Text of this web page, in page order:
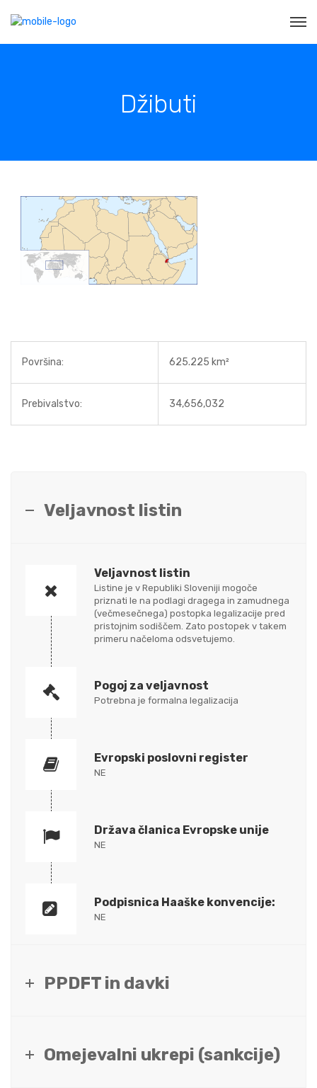
Džibuti
Površina: 625.225 km²
Prebivalstvo: 34,656,032
Veljavnost listin
Veljavnost listin
Listine je v Republiki Sloveniji mogoče
priznati le na podlagi dragega in zamudnega
(večmesečnega) postopka legalizacije pred
pristojnim sodiščem. Zato postopek v takem
primeru načeloma odsvetujemo.
Pogoj za veljavnost
Potrebna je formalna legalizacija
Evropski poslovni register
NE
Država članica Evropske unije
NE
Podpisnica Haaške konvencije:
NE
PPDFT in davki
Omejevalni ukrepi (sankcije)